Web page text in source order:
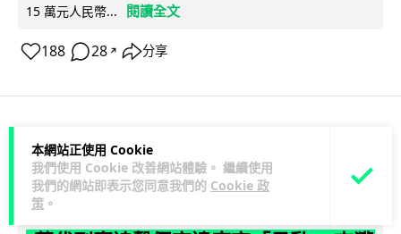
本網站正使用 Cookie
我們使用 Cookie 改善網站體驗。 繼續使用
我們的網站即表示您同意我們的 Cookie 政
策 。
15 萬元人民幣...
閱讀全文
188 28 ↗ 分享
科技娛樂 生活科技
Lawton 14 小時